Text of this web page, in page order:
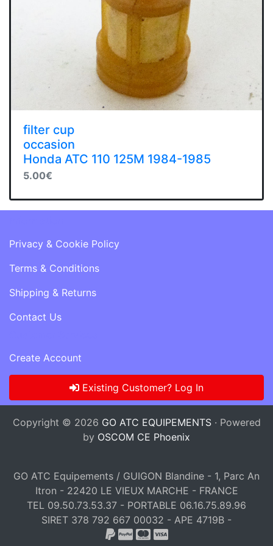
filter cup
occasion
Honda ATC 110 125M 1984-1985
5.00€
Privacy & Cookie Policy
Terms & Conditions
Shipping & Returns
Contact Us
Create Account
Existing Customer? Log In
Copyright © 2026 GO ATC EQUIPEMENTS· Powered
by OSCOM CE Phoenix
GO ATC Equipements / GUIGON Blandine - 1, Parc An
Itron - 22420 LE VIEUX MARCHE - FRANCE
TEL 09.50.73.53.37 - PORTABLE 06.16.75.89.96
SIRET 378 792 667 00032 - APE 4719B -